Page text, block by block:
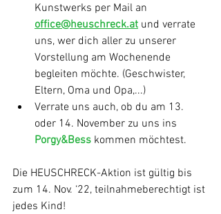
Kunstwerks per Mail an
office@heuschreck.at und verrate
uns, wer dich aller zu unserer
Vorstellung am Wochenende
begleiten möchte. (Geschwister,
Eltern, Oma und Opa,...)
Verrate uns auch, ob du am 13.
oder 14. November zu uns ins
Porgy&Bess kommen möchtest.
Die HEUSCHRECK-Aktion ist gültig bis
zum 14. Nov. ‘22, teilnahmeberechtigt ist
jedes Kind!